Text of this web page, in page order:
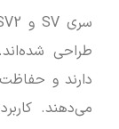
طراحی
دارند و
می‌دهند.